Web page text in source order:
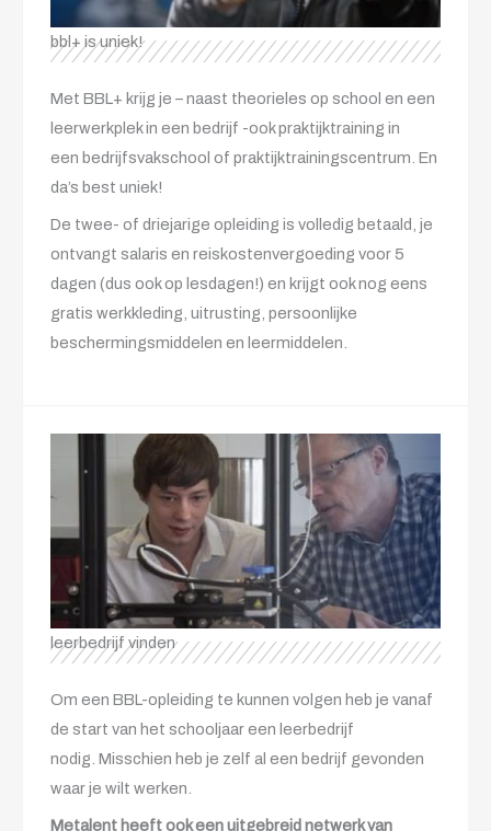
bbl+ is uniek!
Met BBL+ krijg je – naast theorieles op school en een
leerwerkplek in een bedrijf -ook praktijktraining in
een bedrijfsvakschool of praktijktrainingscentrum. En
da’s best uniek!
De twee- of driejarige opleiding is volledig betaald, je
ontvangt salaris en reiskostenvergoeding voor 5
dagen (dus ook op lesdagen!) en krijgt ook nog eens
gratis werkkleding, uitrusting, persoonlijke
beschermingsmiddelen en leermiddelen.
leerbedrijf vinden
Om een BBL-opleiding te kunnen volgen heb je vanaf
de start van het schooljaar een leerbedrijf
nodig. Misschien heb je zelf al een bedrijf gevonden
waar je wilt werken.
Metalent heeft ook een uitgebreid netwerk van